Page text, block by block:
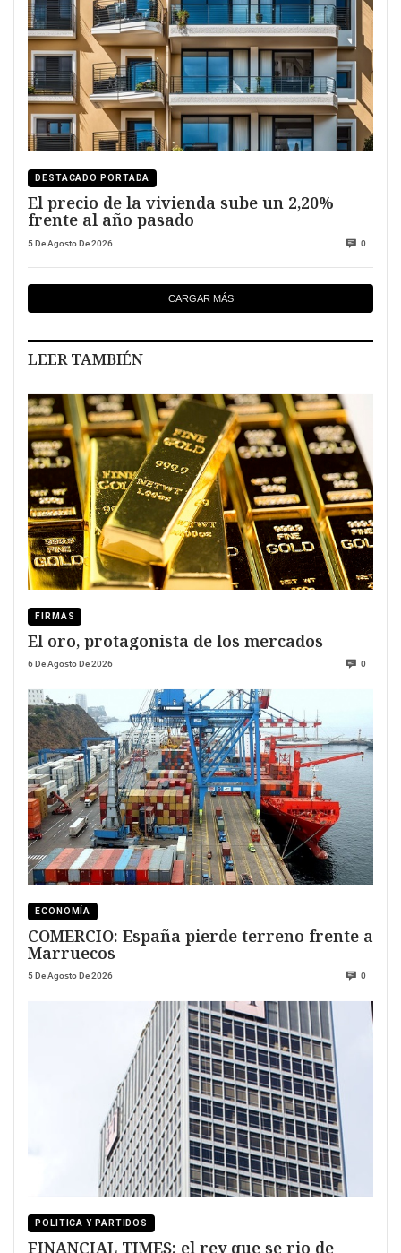
DESTACADO PORTADA
El precio de la vivienda sube un 2,20%
frente al año pasado
5 De Agosto De 2026 0
CARGAR MÁS
LEER TAMBIÉN
FIRMAS
El oro, protagonista de los mercados
6 De Agosto De 2026 0
ECONOMÍA
COMERCIO: España pierde terreno frente a
Marruecos
5 De Agosto De 2026 0
POLITICA Y PARTIDOS
FINANCIAL TIMES: el rey que se rio de